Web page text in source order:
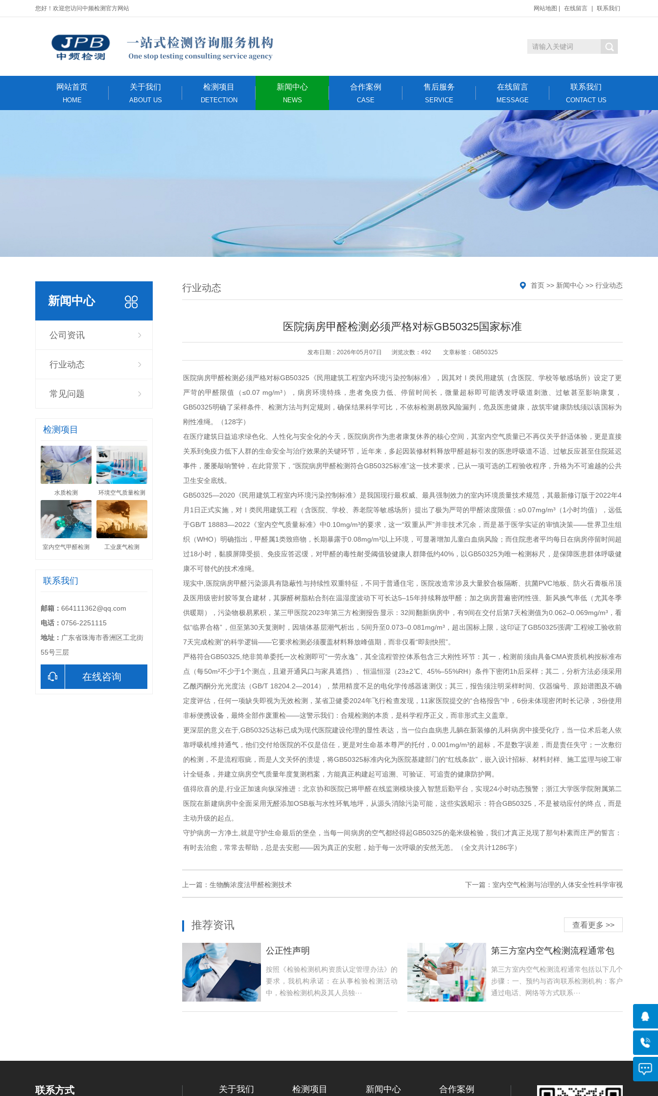
您好！欢迎您访问中频检测官方网站 网站地图 在线留言 联系我们
网站首页
HOME
关于我们
ABOUT US
检测项目
DETECTION
新闻中心
NEWS
合作案例
CASE
售后服务
SERVICE
在线留言
MESSAGE
联系我们
CONTACT US
新闻中心
公司资讯
行业动态
常见问题
检测项目
水质检测 环境空气质量检测
室内空气甲醛检测 工业废气检测
联系我们
邮箱： 664111362@qq.com
电话： 0756-2251115
地址： 广东省珠海市香洲区工北街
55号三层
在线咨询
首页 >> 新闻中心 >> 行业动态
行业动态
医院病房甲醛检测必须严格对标GB50325国家标准
发布日期：2026年05月07日 浏览次数：492 文章标签： GB50325
医院病房甲醛检测必须严格对标GB50325《民用建筑工程室内环境污染控制标准》，因其对Ⅰ类民用建筑（含医院、学校等敏感场所）设定了更
严苛的甲醛限值（≤0.07 mg/m³），病房环境特殊，患者免疫力低、停留时间长，微量超标即可能诱发呼吸道刺激、过敏甚至影响康复，
GB50325明确了采样条件、检测方法与判定规则，确保结果科学可比，不依标检测易致风险漏判，危及医患健康，故筑牢健康防线须以该国标为
刚性准绳。（128字）
在医疗建筑日益追求绿色化、人性化与安全化的今天，医院病房作为患者康复休养的核心空间，其室内空气质量已不再仅关乎舒适体验，更是直接
关系到免疫力低下人群的生命安全与治疗效果的关键环节，近年来，多起因装修材料释放甲醛超标引发的医患呼吸道不适、过敏反应甚至住院延迟
事件，屡屡敲响警钟，在此背景下，“医院病房甲醛检测符合GB50325标准”这一技术要求，已从一项可选的工程验收程序，升格为不可逾越的公共
卫生安全底线。
GB50325—2020《民用建筑工程室内环境污染控制标准》是我国现行最权威、最具强制效力的室内环境质量技术规范，其最新修订版于2022年4
月1日正式实施，对Ⅰ类民用建筑工程（含医院、学校、养老院等敏感场所）提出了极为严苛的甲醛浓度限值：≤0.07mg/m³（1小时均值），远低
于GB/T 18883—2022《室内空气质量标准》中0.10mg/m³的要求，这一“双重从严”并非技术冗余，而是基于医学实证的审慎决策——世界卫生组
织（WHO）明确指出，甲醛属1类致癌物，长期暴露于0.08mg/m³以上环境，可显著增加儿童白血病风险；而住院患者平均每日在病房停留时间超
过18小时，黏膜屏障受损、免疫应答迟缓，对甲醛的毒性耐受阈值较健康人群降低约40%，以GB50325为唯一检测标尺，是保障医患群体呼吸健
康不可替代的技术准绳。
现实中,医院病房甲醛污染源具有隐蔽性与持续性双重特征，不同于普通住宅，医院改造常涉及大量胶合板隔断、抗菌PVC地板、防火石膏板吊顶
及医用级密封胶等复合建材，其脲醛树脂粘合剂在温湿度波动下可长达5–15年持续释放甲醛；加之病房普遍密闭性强、新风换气率低（尤其冬季
供暖期），污染物极易累积，某三甲医院2023年第三方检测报告显示：32间翻新病房中，有9间在交付后第7天检测值为0.062–0.069mg/m³，看
似“临界合格”，但至第30天复测时，因墙体基层潮气析出，5间升至0.073–0.081mg/m³，超出国标上限，这印证了GB50325强调“工程竣工验收前
7天完成检测”的科学逻辑——它要求检测必须覆盖材料释放峰值期，而非仅看“即刻快照”。
严格符合GB50325,绝非简单委托一次检测即可“一劳永逸”，其全流程管控体系包含三大刚性环节：其一，检测前须由具备CMA资质机构按标准布
点（每50m²不少于1个测点，且避开通风口与家具遮挡）、恒温恒湿（23±2℃、45%–55%RH）条件下密闭1h后采样；其二，分析方法必须采用
乙酰丙酮分光光度法（GB/T 18204.2—2014），禁用精度不足的电化学传感器速测仪；其三，报告须注明采样时间、仪器编号、原始谱图及不确
定度评估，任何一项缺失即视为无效检测，某省卫健委2024年飞行检查发现，11家医院提交的“合格报告”中，6份未体现密闭时长记录，3份使用
非标便携设备，最终全部作废重检——这警示我们：合规检测的本质，是科学程序正义，而非形式主义盖章。
更深层的意义在于,GB50325达标已成为现代医院建设伦理的显性表达，当一位白血病患儿躺在新装修的儿科病房中接受化疗，当一位术后老人依
靠呼吸机维持通气，他们交付给医院的不仅是信任，更是对生命基本尊严的托付，0.001mg/m³的超标，不是数字误差，而是责任失守；一次敷衍
的检测，不是流程瑕疵，而是人文关怀的溃堤，将GB50325标准内化为医院基建部门的“红线条款”，嵌入设计招标、材料封样、施工监理与竣工审
计全链条，并建立病房空气质量年度复测档案，方能真正构建起可追溯、可验证、可追责的健康防护网。
值得欣喜的是,行业正加速向纵深推进：北京协和医院已将甲醛在线监测模块接入智慧后勤平台，实现24小时动态预警；浙江大学医学院附属第二
医院在新建病房中全面采用无醛添加OSB板与水性环氧地坪，从源头消除污染可能，这些实践昭示：符合GB50325，不是被动应付的终点，而是
主动升级的起点。
守护病房一方净土,就是守护生命最后的堡垒，当每一间病房的空气都经得起GB50325的毫米级检验，我们才真正兑现了那句朴素而庄严的誓言：
有时去治愈，常常去帮助，总是去安慰——因为真正的安慰，始于每一次呼吸的安然无恙。（全文共计1286字）
上一篇： 生物酶浓度法甲醛检测技术 下一篇： 室内空气检测与治理的人体安全性科学审视
查看更多 >>
推荐资讯
公正性声明
按照《检验检测机构资质认定管理办法》的
要求，我机构承诺：在从事检验检测活动
中，检验检测机构及其人员独···
第三方室内空气检测流程通常包
括以下几个步骤
第三方室内空气检测流程通常包括以下几个
步骤：一、预约与咨询联系检测机构：客户
通过电话、网络等方式联系···
联系方式 关于我们 检测项目 新闻中心 合作案例